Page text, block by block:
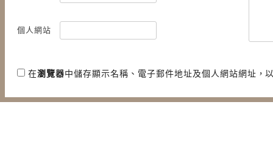
個人網站
在瀏覽器中儲存顯示名稱、電子郵件地址及個人網站網址，